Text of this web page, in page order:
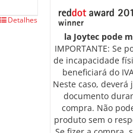
Detalhes
la Joytec pode
IMPORTANTE: Se
de incapacidade
beneficiará do
Neste caso,
documento
compra. Não
produto sem o